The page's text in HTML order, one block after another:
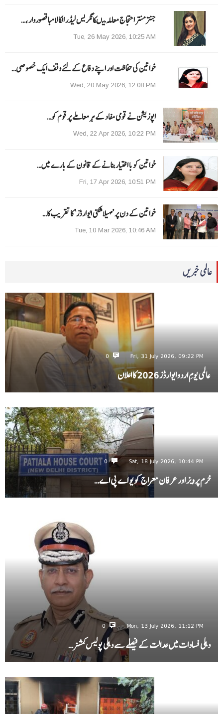
جنتر منتر احتجاج معاملہ میںکانگریس لیڈر الکا لامبا قصوروار ،…
Tue, 26 May 2026, 10:25 AM
خواتین کی حفاظت اور اپنے دفاع کےلئے وقف ایک خصوصی…
Wed, 20 May 2026, 12:08 PM
اپوزیشن نے قومی مفاد کے ہر معاملے پر قوم کو…
Wed, 22 Apr 2026, 10:22 PM
خواتین کو با اختیار بنانے کے قانون کے بارے میں…
Fri, 17 Apr 2026, 10:51 PM
خواتین کے دن پر ’مہیلا شکتی ایوارڈز‘ کا تقریب کا…
Tue, 10 Mar 2026, 10:46 AM
عالمی خبریں
Fri, 31 July 2026, 09:22 PM
0
عالمی یومِ اردو ایوارڈز 2026 کا اعلان
Sat, 18 July 2026, 10:44 PM
0
خرم پرویز اور عرفان معراج کو یو اے پی اے…
Mon, 13 July 2026, 11:12 PM
0
دہلی فسادات میں عدالت کے فیصلے سے دہلی پولیس کمشنر…